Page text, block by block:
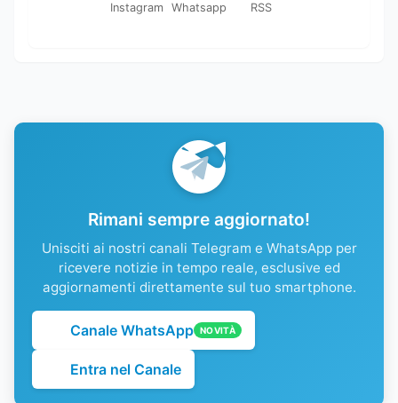
Instagram Whatsapp RSS
Rimani sempre aggiornato!
Unisciti ai nostri canali Telegram e WhatsApp per
ricevere notizie in tempo reale, esclusive ed
aggiornamenti direttamente sul tuo smartphone.
Canale WhatsApp NOVITÀ
Entra nel Canale